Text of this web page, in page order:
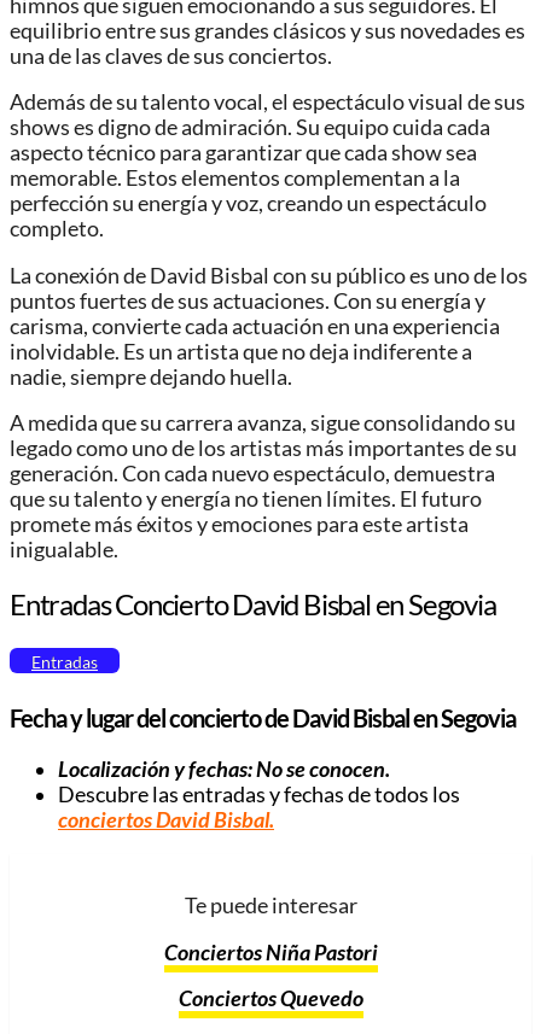
equilibrio entre sus grandes clásicos y sus novedades es
una de las claves de sus conciertos.
Además de su talento vocal, el espectáculo visual de sus
shows es digno de admiración. Su equipo cuida cada
aspecto técnico para garantizar que cada show sea
memorable. Estos elementos complementan a la
perfección su energía y voz, creando un espectáculo
completo.
La conexión de David Bisbal con su público es uno de los
puntos fuertes de sus actuaciones. Con su energía y
carisma, convierte cada actuación en una experiencia
inolvidable. Es un artista que no deja indiferente a
nadie, siempre dejando huella.
A medida que su carrera avanza, sigue consolidando su
legado como uno de los artistas más importantes de su
generación. Con cada nuevo espectáculo, demuestra
que su talento y energía no tienen límites. El futuro
promete más éxitos y emociones para este artista
inigualable.
Entradas Concierto David Bisbal en Segovia
Entradas
Fecha y lugar del concierto de David Bisbal en Segovia
Localización y fechas: No se conocen.
Descubre las entradas y fechas de todos los
conciertos David Bisbal.
Te puede interesar
Conciertos Niña Pastori
Conciertos Quevedo